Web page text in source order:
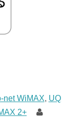
net WiMAX, UQ
2+